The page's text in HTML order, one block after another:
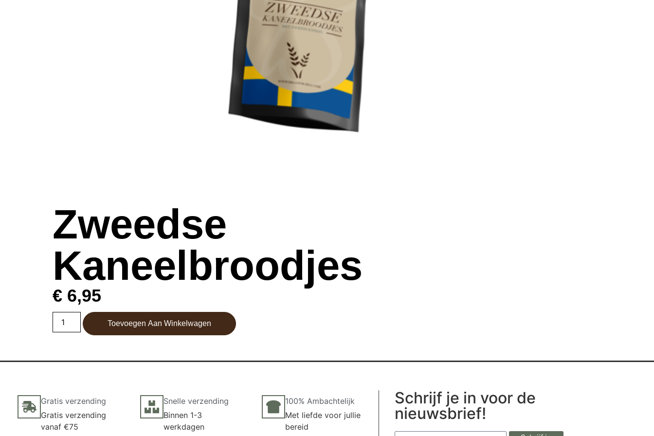
Zweedse
Kaneelbroodjes
€6,95
Toevoegen Aan Winkelwagen
Gratis verzending
Gratis verzending
vanaf €75
Snelle verzending
Binnen 1-3
werkdagen
100% Ambachtelijk
Met liefde voor jullie
bereid
Schrijf je in voor de
nieuwsbrief!